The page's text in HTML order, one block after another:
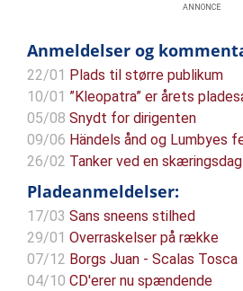
ANNONCE
Anmeldelser og
22/01 Plads til større publikum
10/01 ”Kleopatra” er årets
05/08 Snydt for dirigenten
09/06 Händels ånd og Lumbyes
26/02 Tanker ved en skæringsdag
Pladeanmeldelser:
17/03 Sans sneens stilhed
29/01 Overraskelser på række
07/12 Borgs Juan - Scalas Tosca
04/10 CD'erer nu spændende